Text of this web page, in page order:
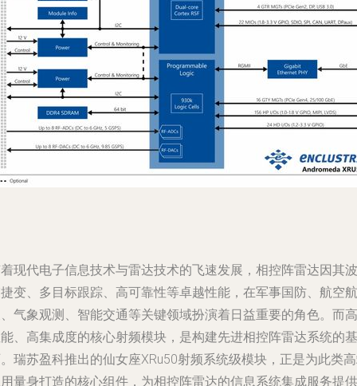
现代电子信息技术与雷达技术的飞速发展，相控阵雷达因其波
变、多目标跟踪、高可靠性等卓越性能，在军事国防、航空航
气象观测、智能交通等关键领域扮演着日益重要的角色。而高
、高集成度的核心射频模块，是构建先进相控阵雷达系统的基
瑞苏盈科推出的仙女座XRu50射频系统级模块，正是为此类
量身打造的核心组件，为相控阵雷达的信息系统集成服务提供